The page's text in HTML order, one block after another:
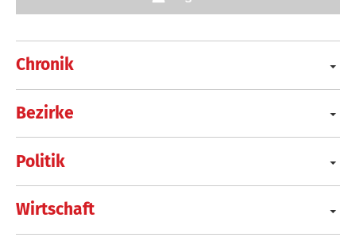
Chronik
Bezirke
Politik
Wirtschaft